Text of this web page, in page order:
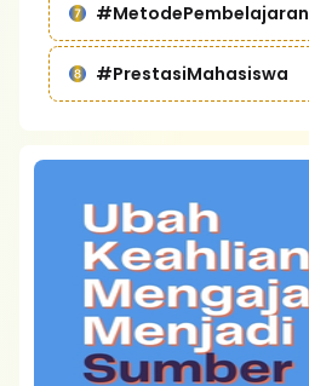
#MetodePembelajaran
#PrestasiMahasiswa